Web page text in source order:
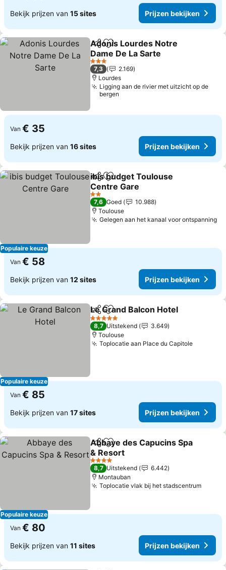
Bekijk prijzen van 15 sites Prijzen bekijken
DelenToevoegen aan favorieten
Adonis Lourdes Notre
Dame De La Sarte
Prijzen bekijken
3 Sterren
7,3
2.169
Lourdes
Ligging aan de rivier met uitzicht op de
bergen
Van € 35
Bekijk prijzen van 16 sites Prijzen bekijken
Populaire keuze
DelenToevoegen aan favorieten
ibis budget Toulouse
Centre Gare
Prijzen bekijken
2 Sterren
7,6 Goed
10.988
Toulouse
Gelegen aan het kanaal voor ontspanning
Van € 58
Bekijk prijzen van 12 sites Prijzen bekijken
Populaire keuze
DelenToevoegen aan favorieten
Le Grand Balcon Hotel
5 Sterren
8,7 Uitstekend
3.649
Toulouse
Toplocatie aan Place du CapitolePrijzen
Van € 85
Bekijk prijzen van 17 sites Prijzen bekijken
Populaire keuze
DelenToevoegen aan favorieten
Abbaye des Capucins Spa
& Resort
Prijzen bekijken
4 Sterren
8,7 Uitstekend
6.442
Montauban
Toplocatie vlak bij het stadscentrum
Van € 80
Bekijk prijzen van 11 sites Prijzen bekijken